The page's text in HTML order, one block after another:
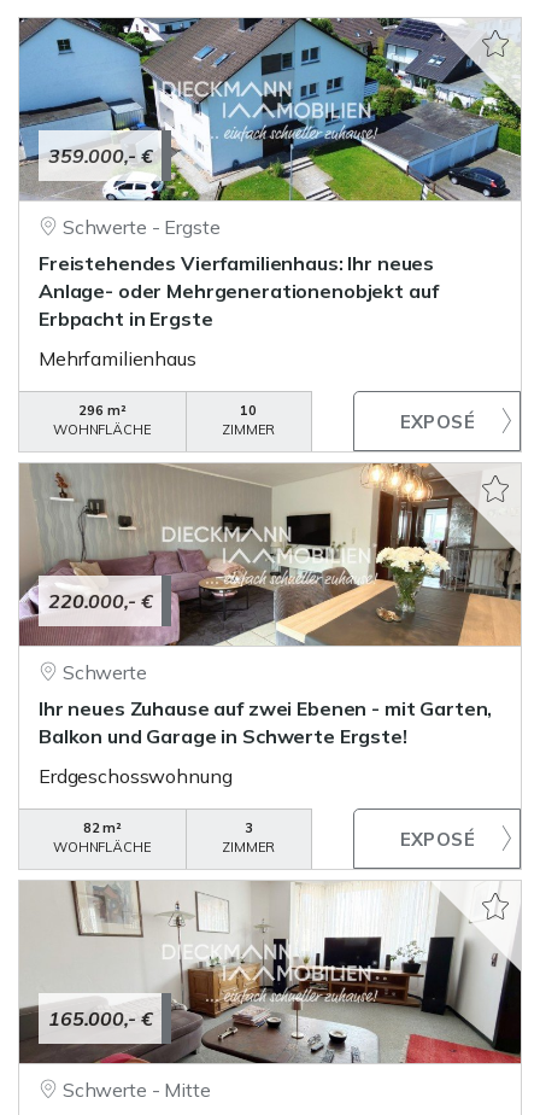
359.000,- €
Schwerte - Ergste
Freistehendes Vierfamilienhaus: Ihr neues
Anlage- oder Mehrgenerationenobjekt auf
Erbpacht in Ergste
Mehrfamilienhaus
296 m²
WOHNFLÄCHE
10
ZIMMER
220.000,- €
Schwerte
Ihr neues Zuhause auf zwei Ebenen - mit Garten,
Balkon und Garage in Schwerte Ergste!
Erdgeschosswohnung
82 m²
WOHNFLÄCHE
3
ZIMMER
165.000,- €
Schwerte - Mitte